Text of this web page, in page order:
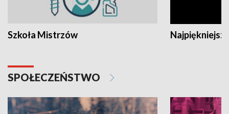
Szkoła Mistrzów
SPOŁECZEŃSTWO